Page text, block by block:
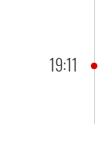
19:11